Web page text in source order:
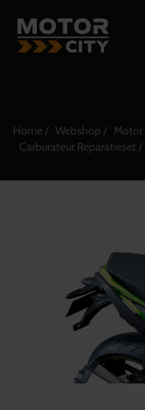
Home Webshop Motor
Carburateur Reparatieset